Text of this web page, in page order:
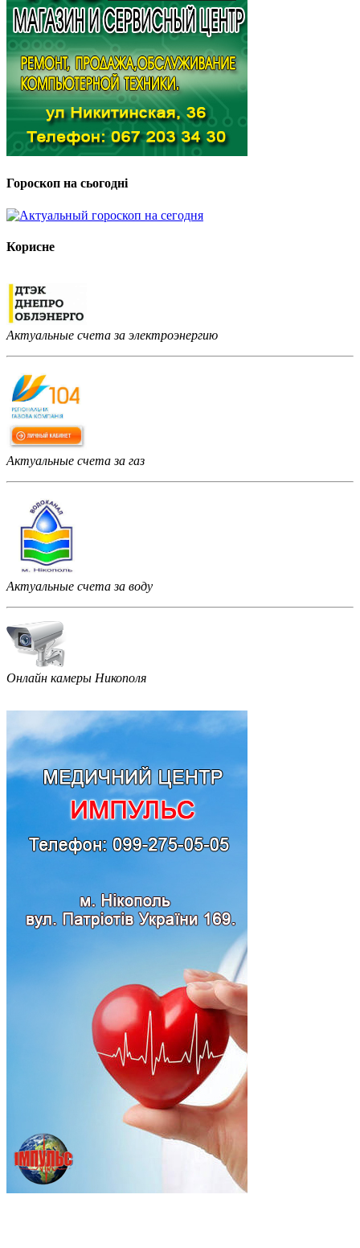
Гороскоп на сьогодні
Корисне
Актуальные счета за электроэнергию
Актуальные счета за газ
Актуальные счета за воду
Онлайн камеры Никополя